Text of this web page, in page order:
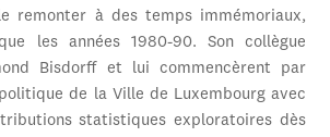
remonter à des temps immémoriaux,
les années 1980-90. Son collègue
Bisdorff et lui commencèrent par
de la Ville de Luxembourg avec
statistiques exploratoires dès